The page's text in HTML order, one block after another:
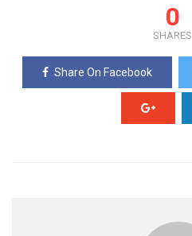
0
SHARES
Share On Facebook